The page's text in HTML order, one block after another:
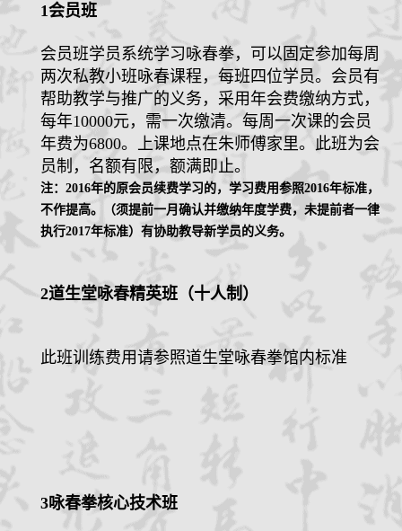
1会员班
会员班学员系统学习咏春拳，可以固定参加每周
两次私教小班咏春课程，每班四位学员。会员有
帮助教学与推广的义务，采用年会费缴纳方式，
每年10000元，需一次缴清。每周一次课的会员
年费为6800。上课地点在朱师傅家里。此班为会
员制，名额有限，额满即止。
注： 2016年的原会员续费学习的，学习费用参照2016年标准，
不作提高。（须提前一月确认并缴纳年度学费，未提前者一律
执行2017年标准）有协助教导新学员的义务。
2道生堂咏春精英班（十人制）
此班训练费用请参照道生堂咏春拳馆内标准
3咏春拳核心技术班